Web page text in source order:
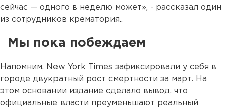
сейчас — одного в неделю может», - рассказал один
из сотрудников крематория..
Мы пока побеждаем
Напомним, New York Times зафиксировали у себя в
городе двукратный рост смертности за март. На
этом основании издание сделало вывод, что
официальные власти преуменьшают реальный